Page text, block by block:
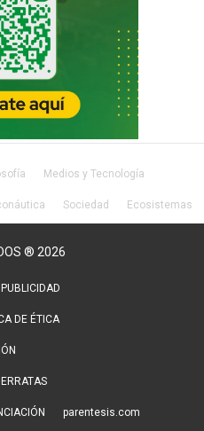
Medios y Tecnología
Sociedad Ecosistemas
® 2026
PUBLICIDAD
DE ÉTICA
parentesis.com